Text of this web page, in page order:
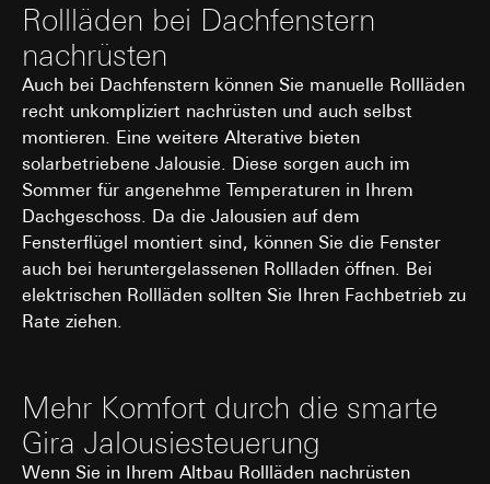
Rollläden bei Dachfenstern
nachrüsten
Auch bei Dachfenstern können Sie manuelle Rollläden
recht unkompliziert nachrüsten und auch selbst
montieren. Eine weitere Alterative bieten
solarbetriebene Jalousie. Diese sorgen auch im
Sommer für angenehme Temperaturen in Ihrem
Dachgeschoss. Da die Jalousien auf dem
Fensterflügel montiert sind, können Sie die Fenster
auch bei heruntergelassenen Rollladen öffnen. Bei
elektrischen Rollläden sollten Sie Ihren Fachbetrieb zu
Rate ziehen.
Mehr Komfort durch die smarte
Gira Jalousiesteuerung
Wenn Sie in Ihrem Altbau Rollläden nachrüsten